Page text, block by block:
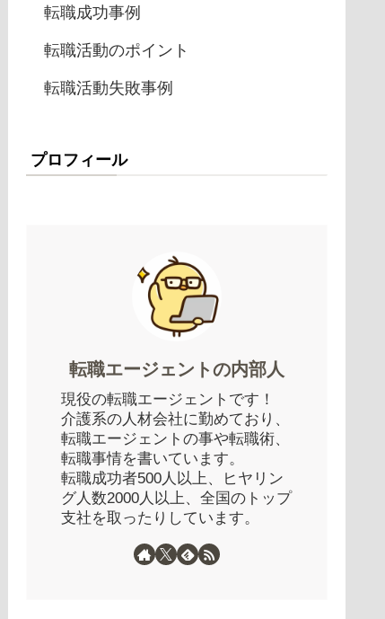
転職成功事例
転職活動のポイント
転職活動失敗事例
プロフィール
転職エージェントの内部人
現役の転職エージェントです！
介護系の人材会社に勤めており、
転職エージェントの事や転職術、
転職事情を書いています。
転職成功者500人以上、ヒヤリン
グ人数2000人以上、全国のトップ
支社を取ったりしています。